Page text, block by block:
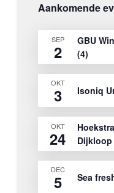
Aankomende
SEP
2
GBU
(4)
OKT
3 Isoniq
OKT
24
Dijkloop
DEC
5 Sea